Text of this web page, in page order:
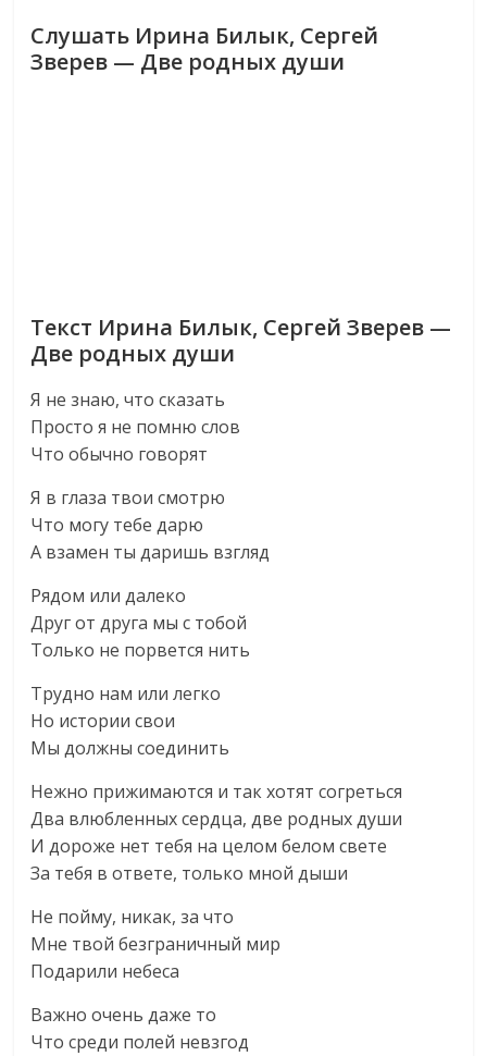
Слушать Ирина Билык, Сергей
Зверев — Две родных души
Текст Ирина Билык, Сергей Зверев —
Две родных души
Я не знаю, что сказать
Просто я не помню слов
Что обычно говорят
Я в глаза твои смотрю
Что могу тебе дарю
А взамен ты даришь взгляд
Рядом или далеко
Друг от друга мы с тобой
Только не порвется нить
Трудно нам или легко
Но истории свои
Мы должны соединить
Нежно прижимаются и так хотят согреться
Два влюбленных сердца, две родных души
И дороже нет тебя на целом белом свете
За тебя в ответе, только мной дыши
Не пойму, никак, за что
Мне твой безграничный мир
Подарили небеса
Важно очень даже то
Что среди полей невзгод